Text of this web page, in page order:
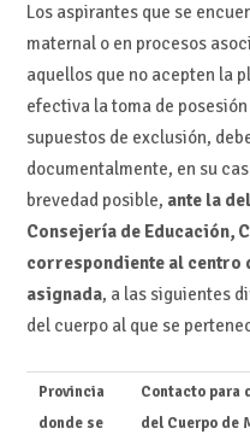
Los aspirantes que se
maternal o en procesos
aquellos que no acepten la
efectiva la toma de
supuestos de exclusión,
documentalmente, en su
brevedad posible, ante la
Consejería de Educación,
correspondiente al centro
asignada, a las siguientes
del cuerpo al que se
Provincia
donde se
Contacto para
del Cuerpo de